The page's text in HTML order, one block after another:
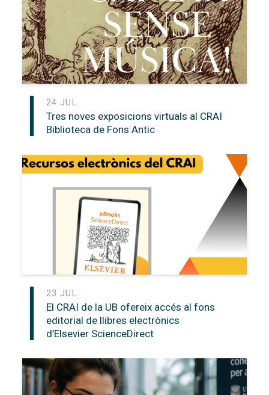
24 JUL.
Tres noves exposicions virtuals al CRAI
Biblioteca de Fons Antic
23 JUL.
El CRAI de la UB ofereix accés al fons
editorial de llibres electrònics
d’Elsevier ScienceDirect